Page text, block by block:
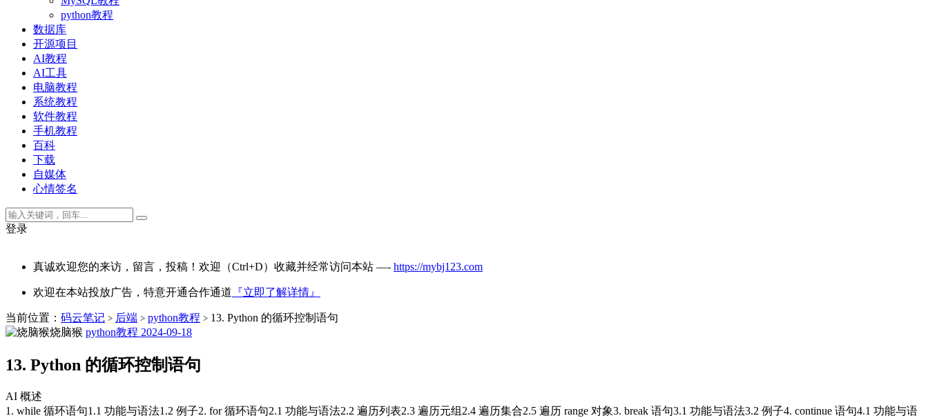
python教程
数据库
开源项目
AI教程
AI工具
电脑教程
系统教程
软件教程
手机教程
百科
下载
自媒体
心情签名
登录
真诚欢迎您的来访，留言，投稿！欢迎（Ctrl+D）收藏并经常访问本站 —- https://mybj123.com
欢迎在本站投放广告，特意开通合作通道 『立即了解详情』
当前位置： 码云笔记 > 后端 > python教程 > 13. Python 的循环控制语句
烧脑猴 python教程 2024-09-18
13. Python 的循环控制语句
AI 概述
1. while 循环语句1.1 功能与语法1.2 例子2. for 循环语句2.1 功能与语法2.2 遍历列表2.3 遍历元组2.4 遍历集合2.5 遍历 range 对象3. break 语句3.1 功能与语法3.2 例子4. continue 语句4.1 功能与语